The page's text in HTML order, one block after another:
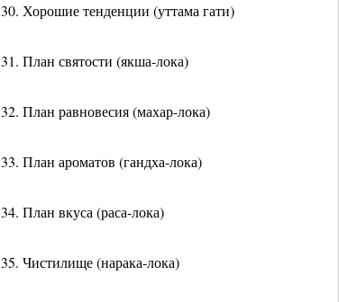
30. Хорошие тенденции (уттама гати)
31. План святости (якша-лока)
32. План равновесия (махар-лока)
33. План ароматов (гандха-лока)
34. План вкуса (раса-лока)
35. Чистилище (нарака-лока)